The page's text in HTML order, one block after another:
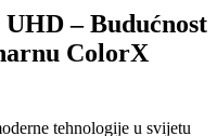
– Budućnost
ColorX
tehnologije u svijetu